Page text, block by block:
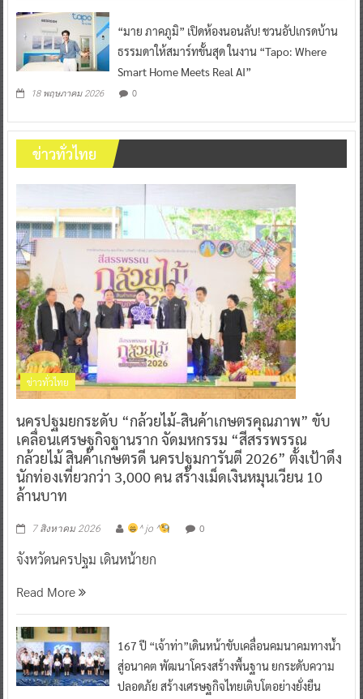
“มาย ภาคภูมิ” เปิดห้องนอนลับ! ชวนอัปเกรดบ้าน
ธรรมดาให้สมาร์ทขั้นสุด ในงาน “Tapo: Where
Smart Home Meets Real AI”
18 พฤษภาคม 2026 0
ข่าวทั่วไทย
ข่าวทั่วไทย
นครปฐมยกระดับ “กล้วยไม้-สินค้าเกษตรคุณภาพ” ขับ
เคลื่อนเศรษฐกิจฐานราก จัดมหกรรม “สีสรรพรรณ
กล้วยไม้ สินค้าเกษตรดี นครปฐมการันตี 2026” ตั้งเป้าดึง
นักท่องเที่ยวกว่า 3,000 คน สร้างเม็ดเงินหมุนเวียน 10
ล้านบาท
7 สิงหาคม 2026 ^ jo ^ 0
จังหวัดนครปฐม เดินหน้ายก
Read More
167 ปี “เจ้าท่า”เดินหน้าขับเคลื่อนคมนาคมทางน้ำ
สู่อนาคต พัฒนาโครงสร้างพื้นฐาน ยกระดับความ
ปลอดภัย สร้างเศรษฐกิจไทยเติบโตอย่างยั่งยืน